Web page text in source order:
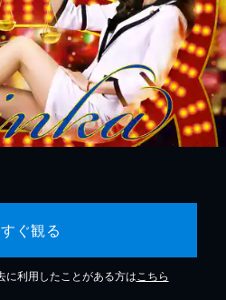
ぐ観る
に利用したことがある方は こちら